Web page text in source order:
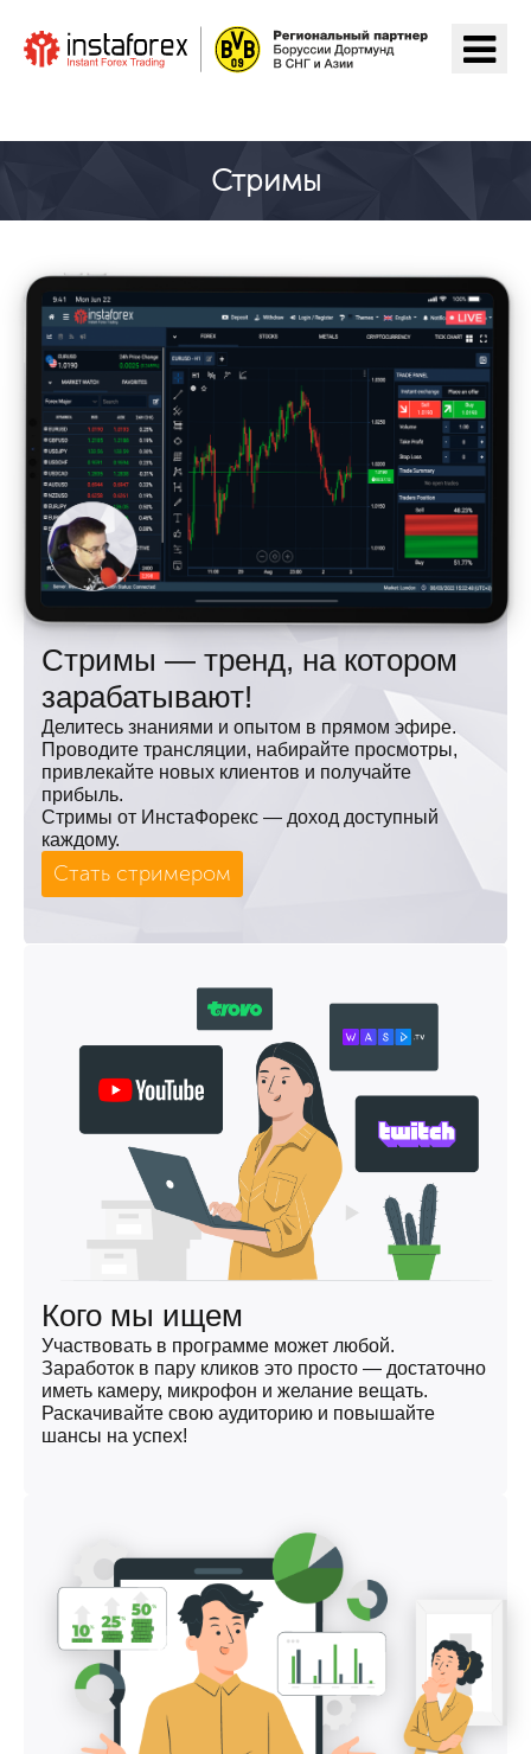
Стримы
Стримы — тренд, на котором
зарабатывают!
Делитесь знаниями и опытом в прямом эфире.
Проводите трансляции, набирайте просмотры,
привлекайте новых клиентов и получайте
прибыль.
Стримы от ИнстаФорекс — доход доступный
каждому.
Стать стримером
Кого мы ищем
Участвовать в программе может любой.
Заработок в пару кликов это просто — достаточно
иметь камеру, микрофон и желание вещать.
Раскачивайте свою аудиторию и повышайте
шансы на успех!